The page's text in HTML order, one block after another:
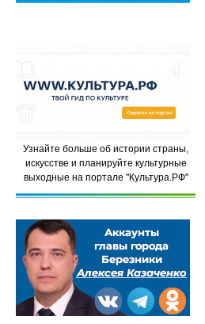
Узнайте больше об истории страны,
искусстве и планируйте культурные
выходные на портале "Культура.РФ"